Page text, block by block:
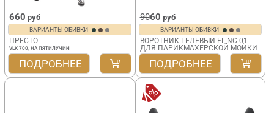
660 руб
ВАРИАНТЫ ОБИВКИ
ПРЕСТО
VLK 700, НА ПЯТИЛУЧИИ
ПОДРОБНЕЕ
9060 руб
ВАРИАНТЫ ОБИВКИ
ВОРОТНИК ГЕЛЕВЫЙ FL-NC-01
ДЛЯ ПАРИКМАХЕРСКОЙ МОЙКИ
ПОДРОБНЕЕ